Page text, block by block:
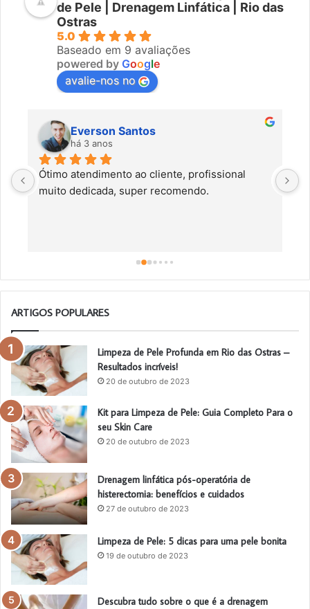
de Pele | Drenagem Linfática | Rio das
Ostras
5.0
Baseado em 9 avaliações
powered by Google
avalie-nos no
Everson Santos
há 3 anos
Ótimo atendimento ao cliente, profissional
muito dedicada, super recomendo.
ARTIGOS POPULARES
Limpeza de Pele Profunda em Rio das Ostras –
Resultados incríveis!
20 de outubro de 2023
Kit para Limpeza de Pele: Guia Completo Para o
seu Skin Care
20 de outubro de 2023
Drenagem linfática pós-operatória de
histerectomia: benefícios e cuidados
27 de outubro de 2023
Limpeza de Pele: 5 dicas para uma pele bonita
19 de outubro de 2023
Descubra tudo sobre o que é a drenagem